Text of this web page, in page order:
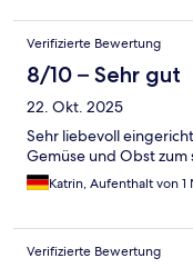
Verifizierte Bewertung
8/10 – Sehr gut
22. Okt. 2025
Sehr liebevoll
Gemüse und Obst zum
Katrin, Aufenthalt von 1
Verifizierte Bewertung